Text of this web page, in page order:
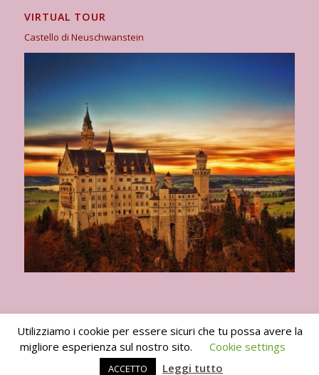
VIRTUAL TOUR
Castello di Neuschwanstein
I Viaggi del Goloso 2010 -2024 -powered by Enfold WordPress Theme
Utilizziamo i cookie per essere sicuri che tu possa avere la
migliore esperienza sul nostro sito.
Cookie settings
ACCETTO Leggi tutto